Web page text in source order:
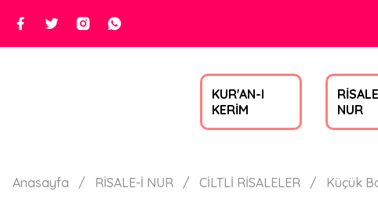
KUR'AN-I
KERİM
NUR
Anasayfa RİSALE-İ NUR CİLTLİ RİSALELER Küçük